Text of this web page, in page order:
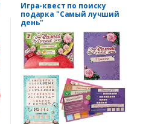
Игра-квест по поиску
подарка "Самый лучший
день"